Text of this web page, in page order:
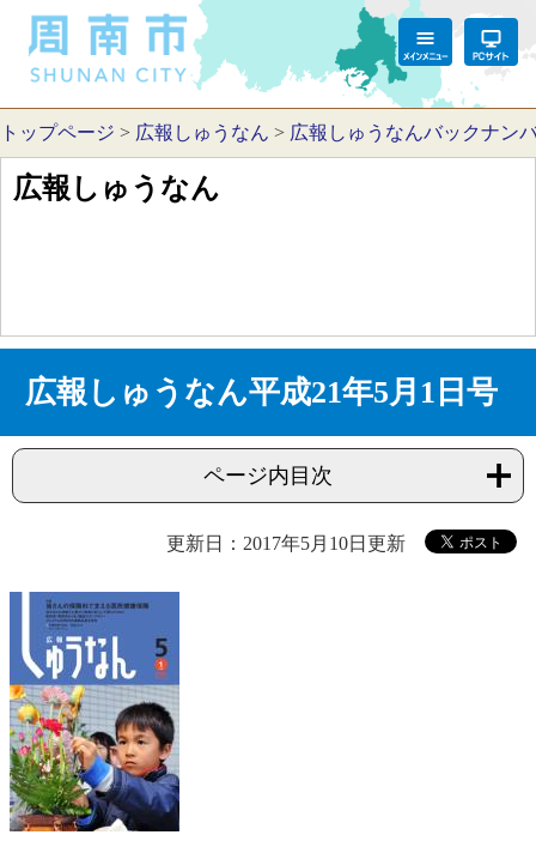
トップページ > 広報しゅうなん > 広報しゅうなんバックナン
広報しゅうなん
広報しゅうなん平成21年5月1日号
ページ内目次
更新日：2017年5月10日更新